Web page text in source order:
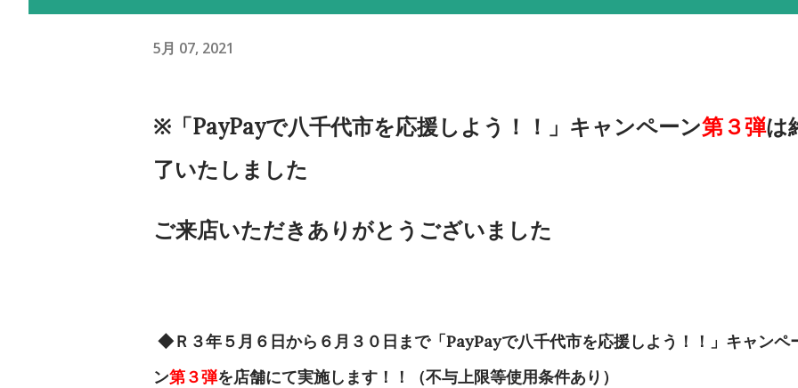
5月 07, 2021
※ 「PayPayで八千代市を応援しよう！！」キャンペーン第３弾は
了いたしました
ご来店いただきありがとうございました
◆Ｒ３年５ 月６日から６月３０日まで「PayPayで八千代市を応援しよう！！」キャンペ
ン第３弾を店舗にて実施します！！（不与上限等使用条件あり）